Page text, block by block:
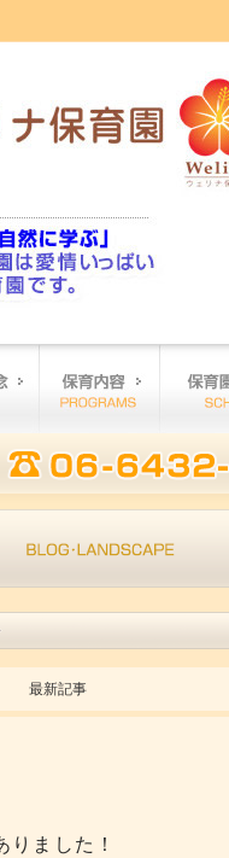
最新記事
ました！